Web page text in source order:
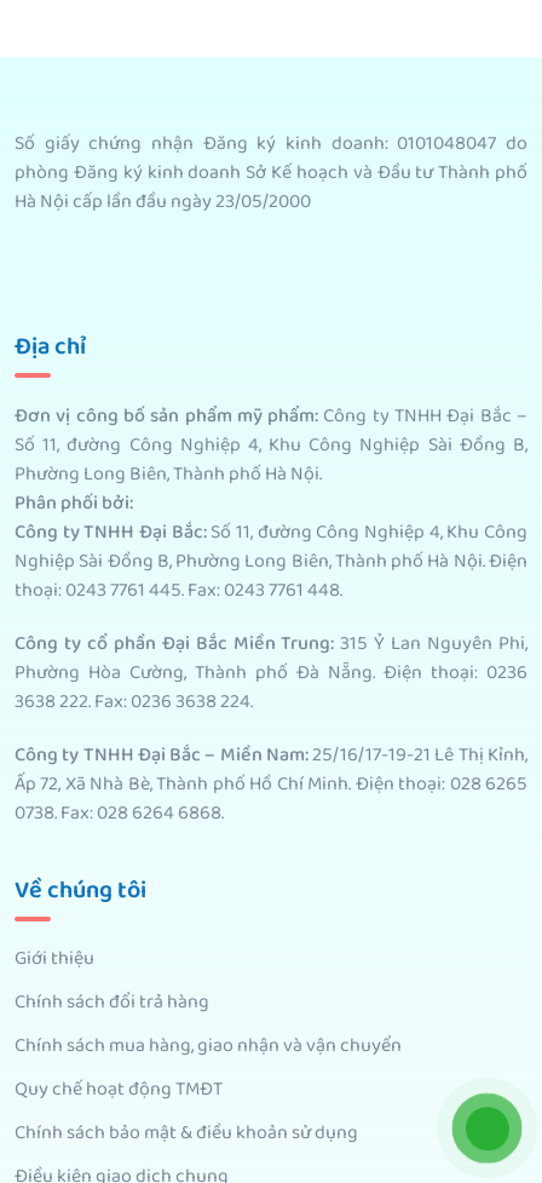
Số giấy chứng nhận Đăng ký kinh doanh: 0101048047 do
phòng Đăng ký kinh doanh Sở Kế hoạch và Đầu tư Thành phố
Hà Nội cấp lần đầu ngày 23/05/2000
Địa chỉ
Đơn vị công bố sản phẩm mỹ phẩm: Công ty TNHH Đại Bắc –
Số 11, đường Công Nghiệp 4, Khu Công Nghiệp Sài Đồng B,
Phường Long Biên, Thành phố Hà Nội.
Phân phối bởi:
Công ty TNHH Đại Bắc:Số 11, đường Công Nghiệp 4, Khu Công
Nghiệp Sài Đồng B, Phường Long Biên, Thành phố Hà Nội. Điện
thoại: 0243 7761 445. Fax: 0243 7761 448.
Công ty cổ phần Đại Bắc Miền Trung: 315 Ỷ Lan Nguyên Phi,
Phường Hòa Cường, Thành phố Đà Nẵng. Điện thoại: 0236
3638 222. Fax: 0236 3638 224.
Công ty TNHH Đại Bắc – Miền Nam:25/16/17-19-21 Lê Thị Kỉnh,
Ấp 72, Xã Nhà Bè, Thành phố Hồ Chí Minh. Điện thoại: 028 6265
0738. Fax: 028 6264 6868.
Về chúng tôi
Giới thiệu
Chính sách đổi trả hàng
Chính sách mua hàng, giao nhận và vận chuyển
Quy chế hoạt động TMĐT
Chính sách bảo mật & điều khoản sử dụng
Điều kiện giao dịch chung